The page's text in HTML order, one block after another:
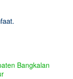
Bangkalan